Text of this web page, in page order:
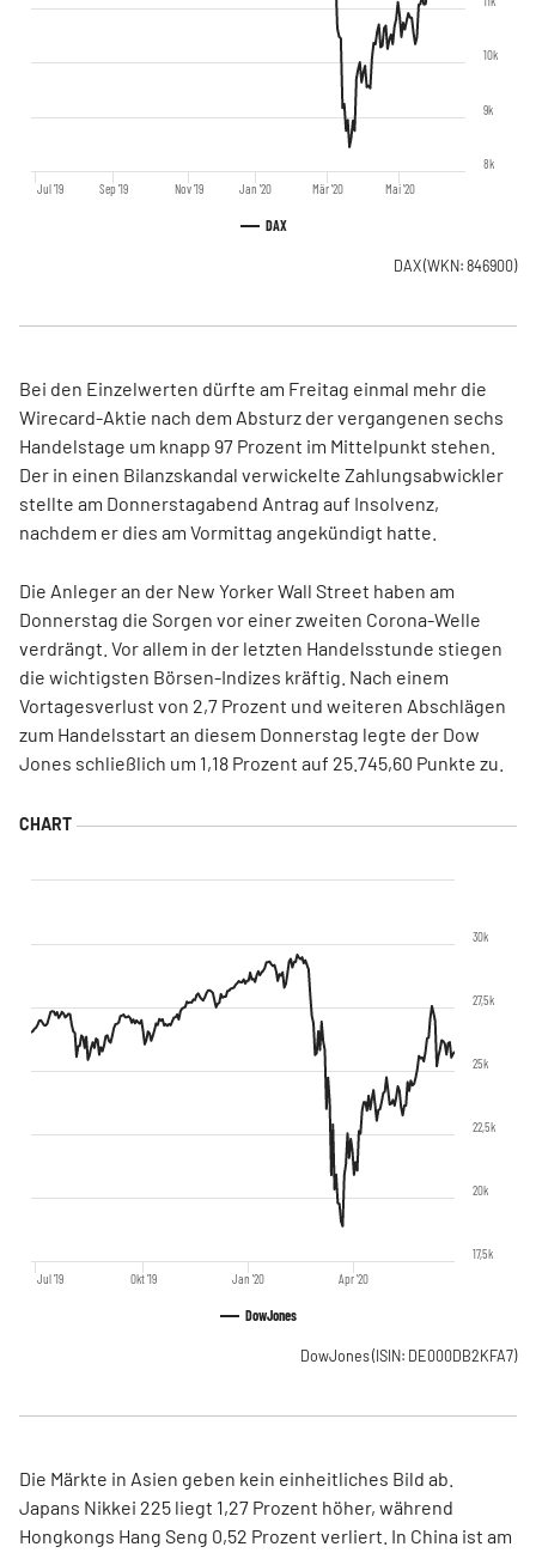
DAX
Jul '19 Sep '19 Nov '19 Jan '20 Mär '20 Mai '20
8k
9k
10k
DAX(WKN: 846900)
Bei den Einzelwerten dürfte am Freitag einmal mehr die
Wirecard-Aktie nach dem Absturz der vergangenen sechs
Handelstage um knapp 97 Prozent im Mittelpunkt stehen.
Der in einen Bilanzskandal verwickelte Zahlungsabwickler
stellte am Donnerstagabend Antrag auf Insolvenz,
nachdem er dies am Vormittag angekündigt hatte.
Die Anleger an der New Yorker Wall Street haben am
Donnerstag die Sorgen vor einer zweiten Corona-Welle
verdrängt. Vor allem in der letzten Handelsstunde stiegen
die wichtigsten Börsen-Indizes kräftig. Nach einem
Vortagesverlust von 2,7 Prozent und weiteren Abschlägen
zum Handelsstart an diesem Donnerstag legte der Dow
Jones schließlich um 1,18 Prozent auf 25.745,60 Punkte zu.
DowJones
Jul '19 Jan '20
Okt '19 Apr '20
17,5k
20k
22,5k
25k
27,5k
30k
DowJones(ISIN: DE000DB2KFA7)
Die Märkte in Asien geben kein einheitliches Bild ab.
Japans Nikkei 225 liegt 1,27 Prozent höher, während
Hongkongs Hang Seng 0,52 Prozent verliert. In China ist am